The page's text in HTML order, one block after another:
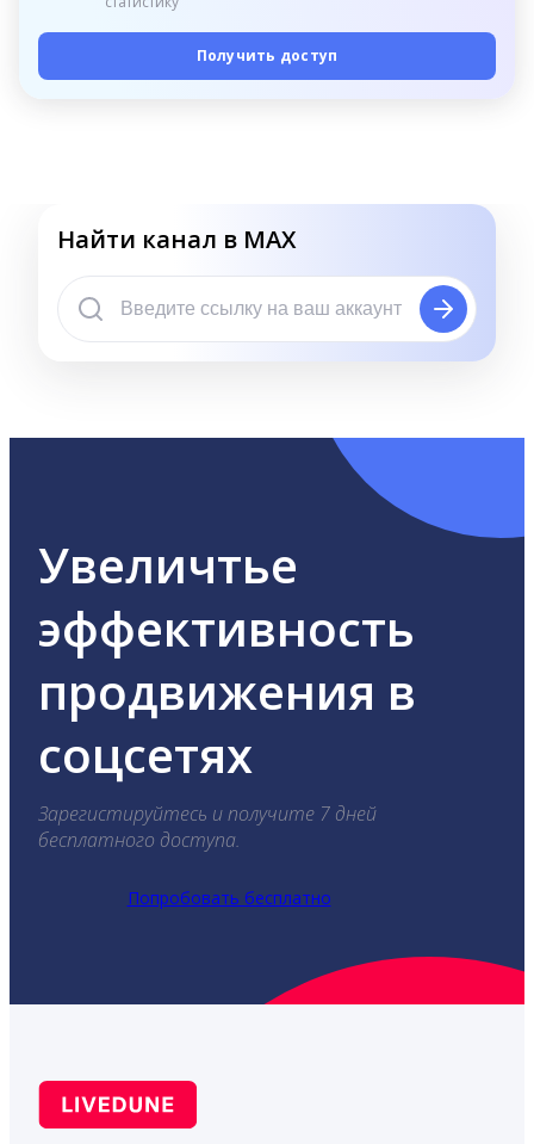
Получить доступ
Найти канал в MAX
Увеличтье
эффективность
продвижения в
соцсетях
Зарегистируйтесь и получите 7 дней
бесплатного доступа.
Попробовать бесплатно